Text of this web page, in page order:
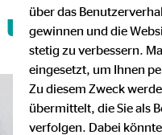
und
über das
gewinnen und die
stetig zu verbessern.
eingesetzt, um Ihnen
Zu diesem Zweck
übermittelt, die Sie als
verfolgen. Dabei